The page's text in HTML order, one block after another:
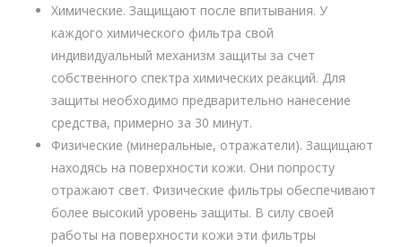
Химические. Защищают после впитывания. У
каждого химического фильтра свой
индивидуальный механизм защиты за счет
собственного спектра химических реакций. Для
защиты необходимо предварительно нанесение
средства, примерно за 30 минут.
Физические (минеральные, отражатели). Защищают
находясь на поверхности кожи. Они попросту
отражают свет. Физические фильтры обеспечивают
более высокий уровень защиты. В силу своей
работы на поверхности кожи эти фильтры